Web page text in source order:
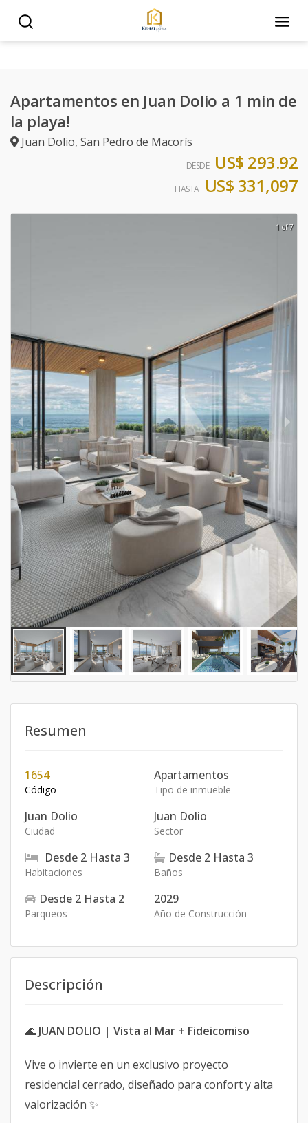
Apartamentos en Juan Dolio a 1 min de
la playa!
Juan Dolio, San Pedro de Macorís
DESDE US$ 293.92
HASTA US$ 331,097
1 of 7
Resumen
1654
Código
Apartamentos
Tipo de inmueble
Juan Dolio
Ciudad
Juan Dolio
Sector
Desde 2 Hasta 3
Habitaciones
Desde 2 Hasta 3
Baños
Desde 2 Hasta 2
Parqueos
2029
Año de Construcción
Descripción
🌊 JUAN DOLIO | Vista al Mar + Fideicomiso
Vive o invierte en un exclusivo proyecto
residencial cerrado, diseñado para confort y alta
valorización ✨